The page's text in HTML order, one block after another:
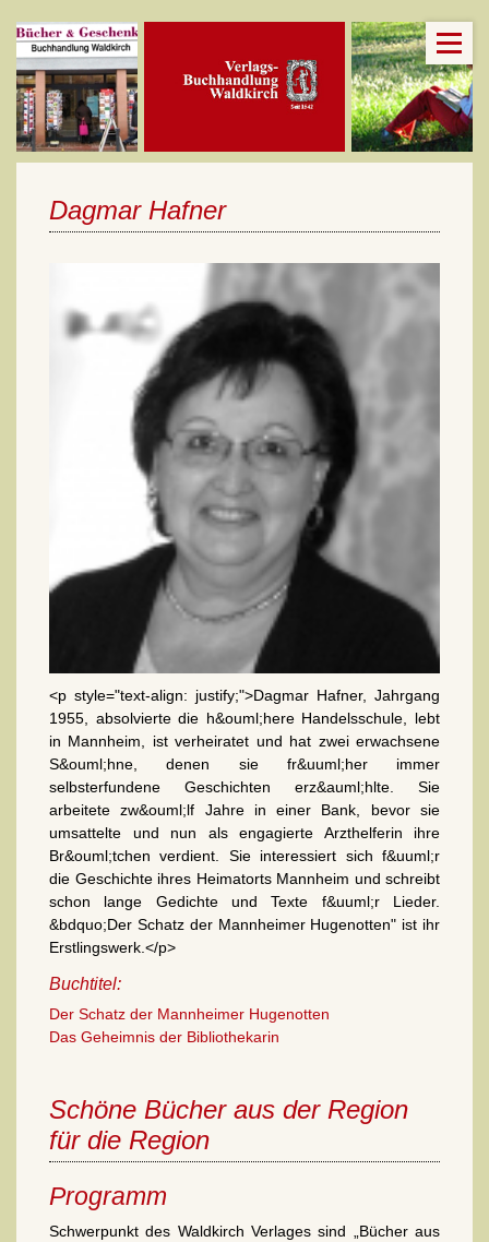
Dagmar Hafner
<p style="text-align: justify;">Dagmar Hafner, Jahrgang
1955, absolvierte die h&ouml;here Handelsschule, lebt
in Mannheim, ist verheiratet und hat zwei erwachsene
S&ouml;hne, denen sie fr&uuml;her immer
selbsterfundene Geschichten erz&auml;hlte. Sie
arbeitete zw&ouml;lf Jahre in einer Bank, bevor sie
umsattelte und nun als engagierte Arzthelferin ihre
Br&ouml;tchen verdient. Sie interessiert sich f&uuml;r
die Geschichte ihres Heimatorts Mannheim und schreibt
schon lange Gedichte und Texte f&uuml;r Lieder.
&bdquo;Der Schatz der Mannheimer Hugenotten" ist ihr
Erstlingswerk.</p>
Buchtitel:
Der Schatz der Mannheimer Hugenotten
Das Geheimnis der Bibliothekarin
Schöne Bücher aus der Region
für die Region
Programm
Schwerpunkt des Waldkirch Verlages sind „Bücher aus